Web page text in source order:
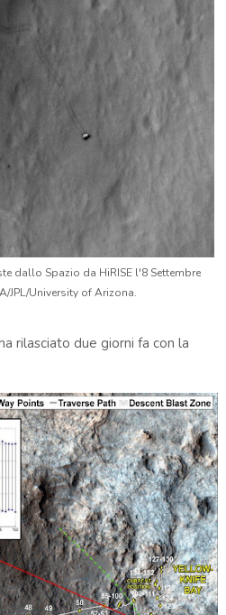
dallo Spazio da HiRISE l'8 Settembre
JPL/University of Arizona.
rilasciato due giorni fa con la